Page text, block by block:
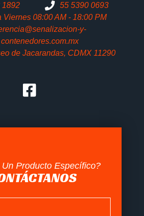
1892
55 5390 0693
Viernes 08:00 AM - 18:00 PM
y-
contenedores.com.mx
de Jacarandas, CDMX 11290
Producto Específico?